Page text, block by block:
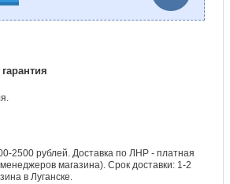
2500 рублей. Доставка по ЛНР - платная
магазина). Срок доставки: 1-2
в Луганске.